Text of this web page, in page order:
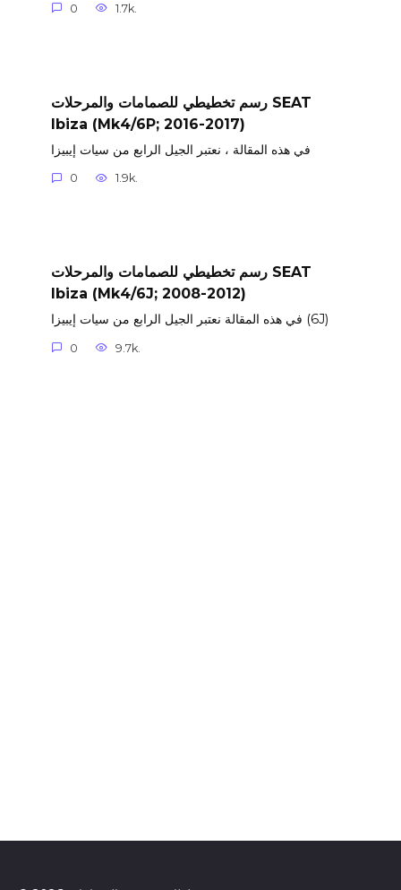
0 1.7k.
رسم تخطيطي للصمامات والمرحلات SEAT
Ibiza (Mk4/6P; 2016-2017)
في هذه المقالة ، نعتبر الجيل الرابع من سيات إيبيزا
0 1.9k.
رسم تخطيطي للصمامات والمرحلات SEAT
Ibiza (Mk4/6J; 2008-2012)
في هذه المقالة نعتبر الجيل الرابع من سيات إيبيزا (6J)
0 9.7k.